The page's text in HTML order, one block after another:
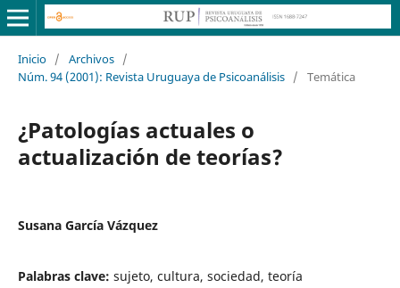
Inicio / Archivos /
Núm. 94 (2001): Revista Uruguaya de Psicoanálisis / Temática
¿Patologías actuales o
actualización de teorías?
Susana García Vázquez
Palabras clave: sujeto, cultura, sociedad, teoría